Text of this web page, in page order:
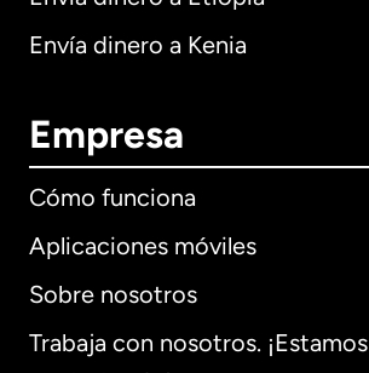
Envía dinero a Kenia
Empresa
Cómo funciona
Aplicaciones móviles
Sobre nosotros
Trabaja con nosotros. ¡Estamos